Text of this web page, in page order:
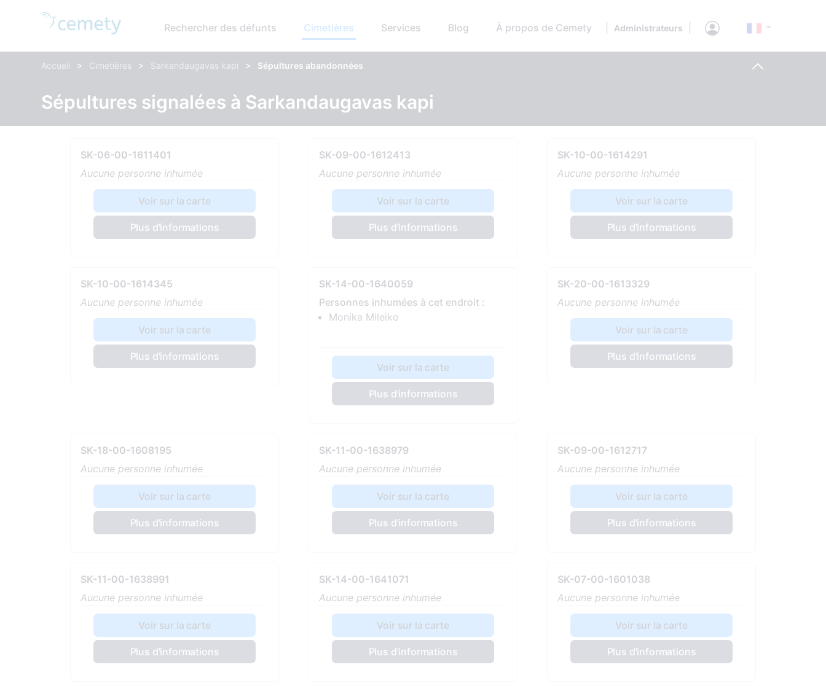
Rechercher des défunts Cimetières Services Blog À propos de Cemety Administrateurs
Accueil > Cimetières > Sarkandaugavas kapi > Sépultures abandonnées
Sépultures signalées à Sarkandaugavas kapi
SK-06-00-1611401
Aucune personne inhumée
Voir sur la carte
Plus d'informations
SK-09-00-1612413
Aucune personne inhumée
Voir sur la carte
Plus d'informations
SK-10-00-1614291
Aucune personne inhumée
Voir sur la carte
Plus d'informations
SK-10-00-1614345
Aucune personne inhumée
Voir sur la carte
Plus d'informations
SK-14-00-1640059
Personnes inhumées à cet endroit :
Monika Mileiko
Voir sur la carte
Plus d'informations
SK-20-00-1613329
Aucune personne inhumée
Voir sur la carte
Plus d'informations
SK-18-00-1608195
Aucune personne inhumée
Voir sur la carte
Plus d'informations
SK-11-00-1638979
Aucune personne inhumée
Voir sur la carte
Plus d'informations
SK-09-00-1612717
Aucune personne inhumée
Voir sur la carte
Plus d'informations
SK-11-00-1638991
Aucune personne inhumée
Voir sur la carte
Plus d'informations
SK-14-00-1641071
Aucune personne inhumée
Voir sur la carte
Plus d'informations
SK-07-00-1601038
Aucune personne inhumée
Voir sur la carte
Plus d'informations